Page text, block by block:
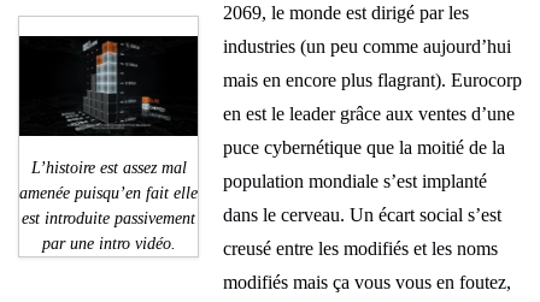
L’histoire est assez mal
amenée puisqu’en fait elle
est introduite passivement
par une intro vidéo.
2069, le monde est dirigé par les
industries (un peu comme aujourd’hui
mais en encore plus flagrant). Eurocorp
en est le leader grâce aux ventes d’une
puce cybernétique que la moitié de la
population mondiale s’est implanté
dans le cerveau. Un écart social s’est
creusé entre les modifiés et les noms
modifiés mais ça vous vous en foutez,